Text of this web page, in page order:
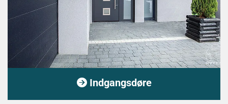
Indgangsdøre